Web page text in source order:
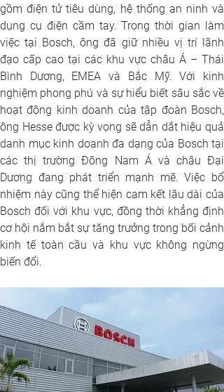
gồm điện tử tiêu dùng, hệ thống an ninh và
dụng cụ điện cầm tay. Trong thời gian làm
việc tại Bosch, ông đã giữ nhiều vị trí lãnh
đạo cấp cao tại các khu vực châu Á – Thái
Bình Dương, EMEA và Bắc Mỹ. Với kinh
nghiệm phong phú và sự hiểu biết sâu sắc về
hoạt động kinh doanh của tập đoàn Bosch,
ông Hesse được kỳ vọng sẽ dẫn dắt hiệu quả
danh mục kinh doanh đa dạng của Bosch tại
các thị trường Đông Nam Á và châu Đại
Dương đang phát triển mạnh mẽ. Việc bổ
nhiệm này cũng thể hiện cam kết lâu dài của
Bosch đối với khu vực, đồng thời khẳng định
cơ hội nắm bắt sự tăng trưởng trong bối cảnh
kinh tế toàn cầu và khu vực không ngừng
biến đổi.